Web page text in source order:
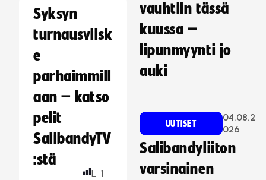
Syksyn
turnausvilsk
e
parhaimmill
aan – katso
pelit
SalibandyTV
:stä
L 1
vauhtiin tässä
kuussa –
lipunmyynti jo
auki
UUTISET
04.08.2
026
Salibandyliiton
varsinainen